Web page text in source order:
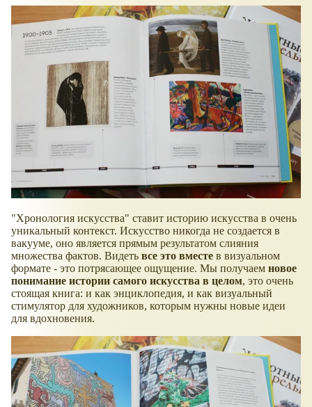
"Хронология искусства" ставит историю искусства в очень
уникальный контекст. Искусство никогда не создается в
вакууме, оно является прямым результатом слияния
множества фактов. Видеть все это вместе в визуальном
формате - это потрясающее ощущение. Мы получаем новое
понимание истории самого искусства в целом, это очень
стоящая книга: и как энциклопедия, и как визуальный
стимулятор для художников, которым нужны новые идеи
для вдохновения.